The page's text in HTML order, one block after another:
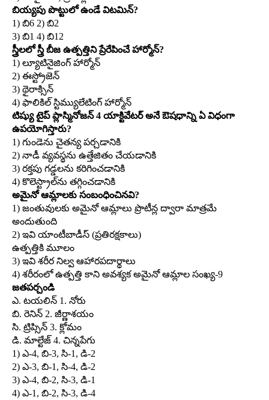
బియ్యపు పొట్టులో ఉండే విటమిన్‌?
1) బి6 2) బి2
3) బి1 4) బి12
స్త్రీలలో స్త్రీ బీజ ఉత్పత్తిని ప్రేరేపించే హార్మోన్‌?
1) ల్యూటినైజింగ్‌ హార్మోన్‌
2) ఈస్ట్రోజెన్‌
3) థైరాక్సిన్‌
4) ఫాలికిల్‌ స్టిమ్యులేటింగ్‌ హార్మోన్‌
టిష్యు టైప్‌ ప్లాస్మినోజన్‌ 4 యాక్టివేటర్‌ అనే ఔషధాన్ని ఏ విధంగా
ఉపయోగిస్తారు?
1) గుండెను చైతన్య పర్చడానికి
2) నాడీ వ్యవస్థను ఉత్తేజితం చేయడానికి
3) రక్తపు గడ్డలను కరిగించడానికి
4) కొలెస్ట్రాల్‌ను తగ్గించడానికి
అమైనో ఆమ్లాలకు సంబంధించినవి?
1) జంతువులకు అమైనో ఆమ్లాలు ప్రొటీన్ల ద్వారా మాత్రమే
అందుతుంది
2) ఇవి యాంటీబాడీస్‌ (ప్రతిరక్షకాలు)
ఉత్పత్తికి మూలం
3) ఇవి శరీర నిల్వ ఆహారపదార్థాలు
4) శరీరంలో ఉత్పత్తి కాని అవశ్యక అమైనో ఆమ్లాల సంఖ్య-9
జతపర్చండి
ఎ. టయలిన్‌ 1. నోరు
బి. రెనిన్‌ 2. జీర్ణాశయం
సి. ట్రిప్సిన్‌ 3. క్లోమం
డి. మాల్టేజ్‌ 4. చిన్నపేగు
1) ఎ-4, బి-3, సి-1, డి-2
2) ఎ-3, బి-1, సి-4, డి-2
3) ఎ-4, బి-2, సి-3, డి-1
4) ఎ-1, బి-2, సి-3, డి-4